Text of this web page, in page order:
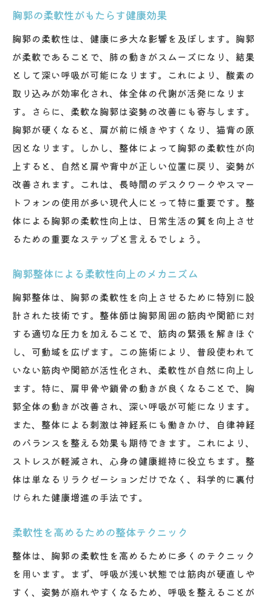
胸郭の柔軟性がもたらす健康効果
胸郭の柔軟性は、健康に多大な影響を及ぼします。胸郭
が柔軟であることで、肺の動きがスムーズになり、結果
として深い呼吸が可能になります。これにより、酸素の
取り込みが効率化され、体全体の代謝が活発になりま
す。さらに、柔軟な胸郭は姿勢の改善にも寄与します。
胸郭が硬くなると、肩が前に傾きやすくなり、猫背の原
因となります。しかし、整体によって胸郭の柔軟性が向
上すると、自然と肩や背中が正しい位置に戻り、姿勢が
改善されます。これは、長時間のデスクワークやスマー
トフォンの使用が多い現代人にとって特に重要です。整
体による胸郭の柔軟性向上は、日常生活の質を向上させ
るための重要なステップと言えるでしょう。
胸郭整体による柔軟性向上のメカニズム
胸郭整体は、胸郭の柔軟性を向上させるために特別に設
計された技術です。整体師は胸郭周囲の筋肉や関節に対
する適切な圧力を加えることで、筋肉の緊張を解きほぐ
し、可動域を広げます。この施術により、普段使われて
いない筋肉や関節が活性化され、柔軟性が自然に向上し
ます。特に、肩甲骨や鎖骨の動きが良くなることで、胸
郭全体の動きが改善され、深い呼吸が可能になります。
また、整体による刺激は神経系にも働きかけ、自律神経
のバランスを整える効果も期待できます。これにより、
ストレスが軽減され、心身の健康維持に役立ちます。整
体は単なるリラクゼーションだけでなく、科学的に裏付
けられた健康増進の手法です。
柔軟性を高めるための整体テクニック
整体は、胸郭の柔軟性を高めるために多くのテクニック
を用います。まず、呼吸が浅い状態では筋肉が硬直しや
すく、姿勢が崩れやすくなるため、呼吸を整えることが